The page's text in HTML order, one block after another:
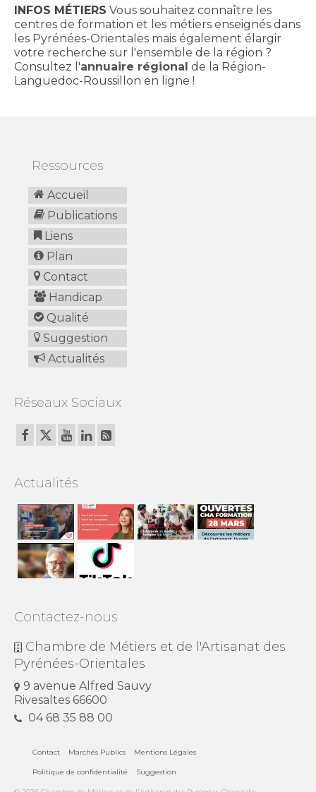
INFOS MÉTIERS Vous souhaitez connaître les
centres de formation et les métiers enseignés dans
les Pyrénées-Orientales mais également élargir
votre recherche sur l'ensemble de la région ?
Consultez l'annuaire régional de la Région-
Languedoc-Roussillon en ligne !
Ressources
Accueil
Publications
Liens
Plan
Contact
Handicap
Qualité
Suggestion
Actualités
Réseaux Sociaux
Actualités
Contactez-nous
Chambre de Métiers et de l'Artisanat des
Pyrénées-Orientales
9 avenue Alfred Sauvy
Rivesaltes 66600
04 68 35 88 00
Contact Marchés Publics Mentions Légales
Politique de confidentialité Suggestion